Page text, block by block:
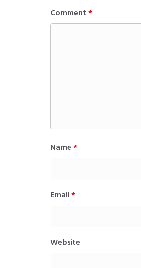
Comment *
Name *
Email *
Website